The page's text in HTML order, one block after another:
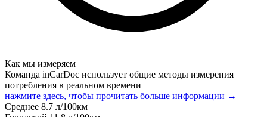
Как мы измеряем
Команда inCarDoc использует общие методы измерения
потребления в реальном времени
нажмите здесь, чтобы прочитать больше информации →
Среднее 8.7 л/100км